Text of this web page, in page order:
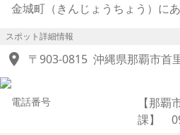
金城町（きんじょうちょう）に
この道は首里城から真珠道（ま
道路の一部で、琉球石灰岩を敷
高台の首里城から続く道のため
側には近代以前に造られたツタ
スポット詳細情報
location_on 〒903-0815 沖縄県那覇市首
電話番号
【那
課】